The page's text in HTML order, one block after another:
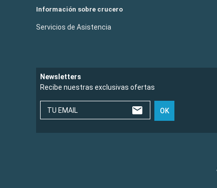
Información sobre crucero
Servicios de Asistencia
Newsletters
Recibe nuestras exclusivas ofertas
TU EMAIL OK